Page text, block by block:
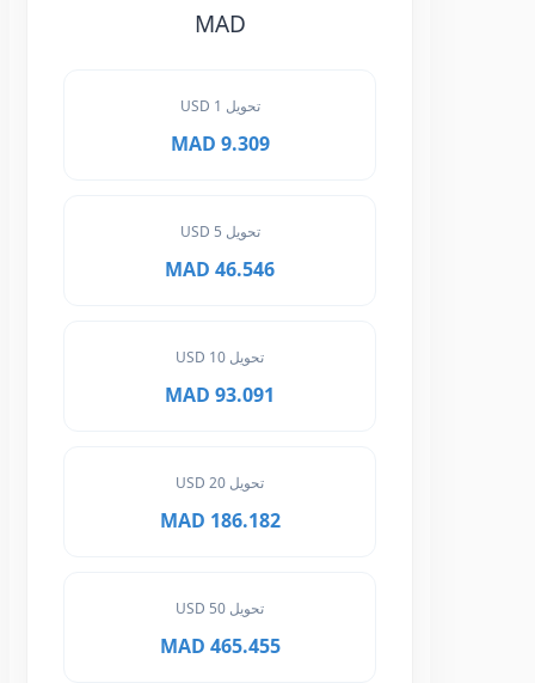
MAD
تحويل 1 USD
9.309 MAD
تحويل 5 USD
46.546 MAD
93.091 MAD
186.182 MAD
465.455 MAD